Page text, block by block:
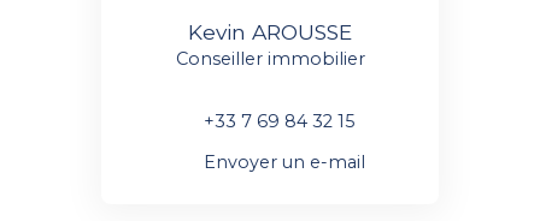
Kevin AROUSSE
Conseiller immobilier
+33 7 69 84 32 15
Envoyer un e-mail